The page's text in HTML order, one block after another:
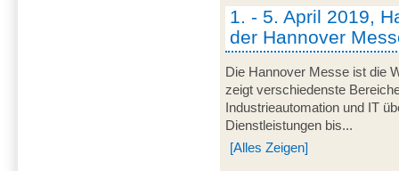
1. - 5. April 2019,
der Hannover
Die Hannover Messe ist die
zeigt verschiedenste
Industrieautomation und IT
Dienstleistungen bis...
[Alles Zeigen]